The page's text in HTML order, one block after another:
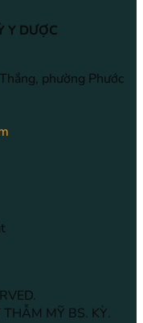
Y DƯỢC
phường Phước
MỸ BS. KỲ.